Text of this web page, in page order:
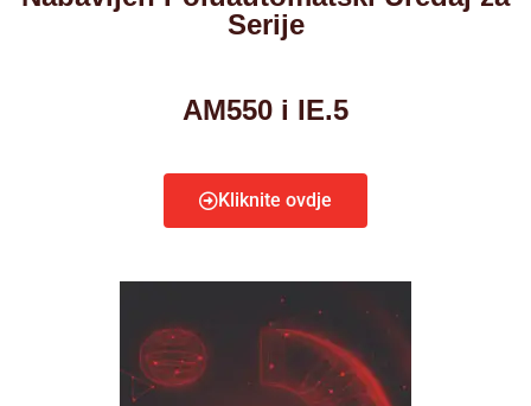
Serije
AM550 i IE.5
Kliknite ovdje